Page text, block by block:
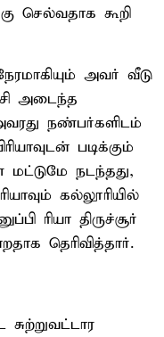
செல்வதாக கூறி
அவர் வீடு
அடைந்த
நண்பர்களிடம்
படிக்கும்
நடந்தது,
கல்லூரியில்
ரியா திருச்சூர்
தெரிவித்தார்.